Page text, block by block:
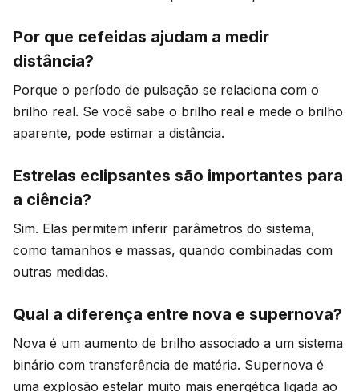
Por que cefeidas ajudam a medir
distância?
Porque o período de pulsação se relaciona com o
brilho real. Se você sabe o brilho real e mede o brilho
aparente, pode estimar a distância.
Estrelas eclipsantes são importantes para
a ciência?
Sim. Elas permitem inferir parâmetros do sistema,
como tamanhos e massas, quando combinadas com
outras medidas.
Qual a diferença entre nova e supernova?
Nova é um aumento de brilho associado a um sistema
binário com transferência de matéria. Supernova é
uma explosão estelar muito mais energética ligada ao